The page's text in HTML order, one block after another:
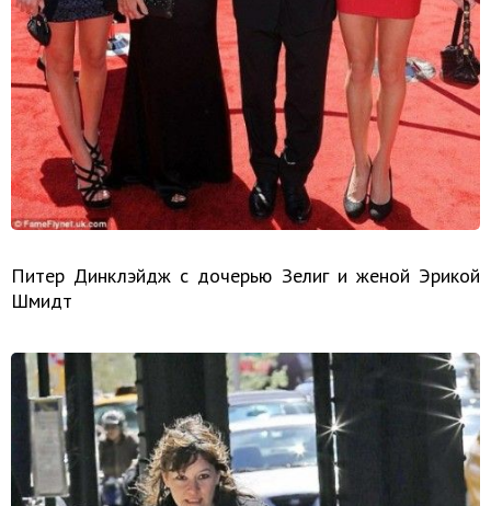
Питер Динклэйдж с дочерью Зелиг и женой Эрикой
Шмидт